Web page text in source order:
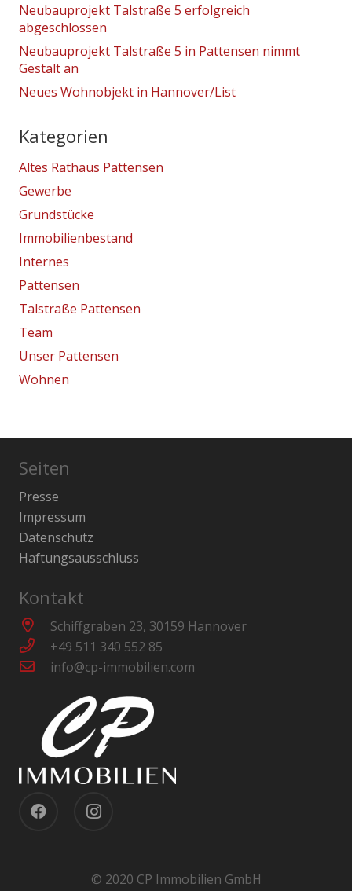
Neubauprojekt Talstraße 5 erfolgreich
abgeschlossen
Neubauprojekt Talstraße 5 in Pattensen nimmt
Gestalt an
Neues Wohnobjekt in Hannover/List
Kategorien
Altes Rathaus Pattensen
Gewerbe
Grundstücke
Immobilienbestand
Internes
Pattensen
Talstraße Pattensen
Team
Unser Pattensen
Wohnen
Seiten
Presse
Impressum
Datenschutz
Haftungsausschluss
Kontakt
Schiffgraben 23, 30159 Hannover
+49 511 340 552 85
info@cp-immobilien.com
© 2020 CP Immobilien GmbH